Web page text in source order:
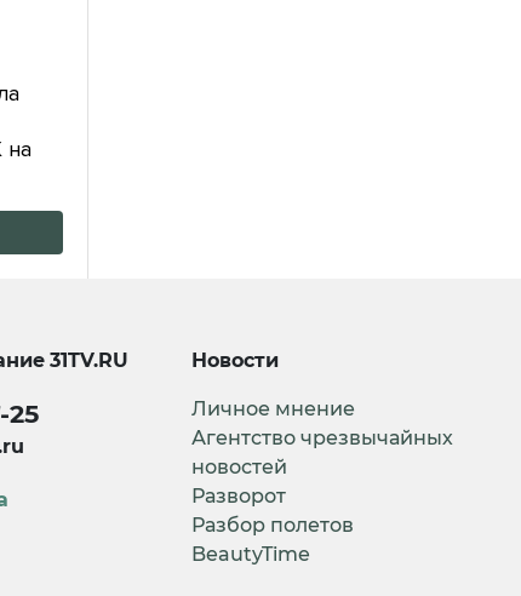
на
31TV.RU
25
Новости
Личное мнение
Агентство чрезвычайных
новостей
Разворот
Разбор полетов
BeautyTime